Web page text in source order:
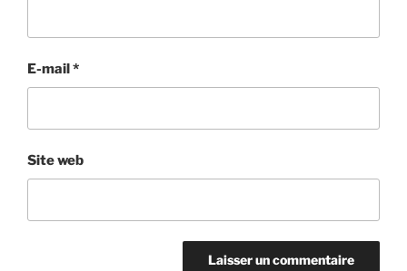
E-mail*
Site web